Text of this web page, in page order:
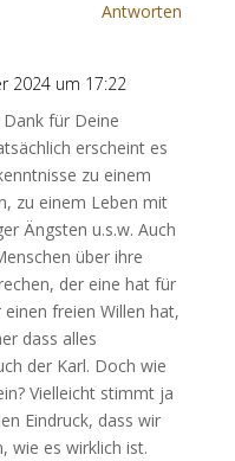
Antworten
2024 um 17:22
für Deine
erscheint es
zu einem
zu einem Leben mit
Ängsten u.s.w. Auch
über ihre
der eine hat für
freien Willen hat,
dass alles
der Karl. Doch wie
Vielleicht stimmt ja
Eindruck, dass wir
wie es wirklich ist.